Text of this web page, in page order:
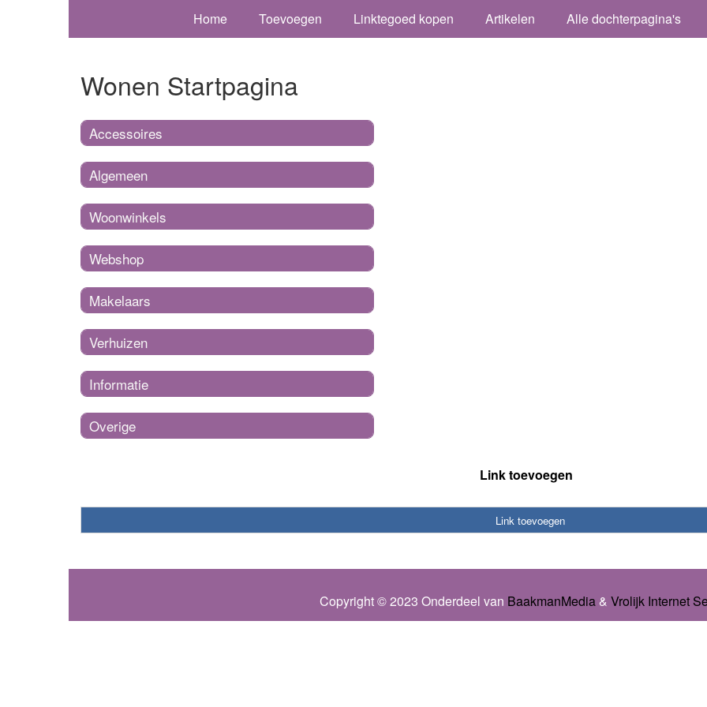
Home Toevoegen Linktegoed kopen Artikelen Alle dochterpagina's
Wonen Startpagina
Accessoires
Algemeen
Woonwinkels
Webshop
Makelaars
Verhuizen
Informatie
Overige
Link toevoegen
Link toevoegen
Copyright © 2023 Onderdeel van BaakmanMedia& Vrolijk Internet